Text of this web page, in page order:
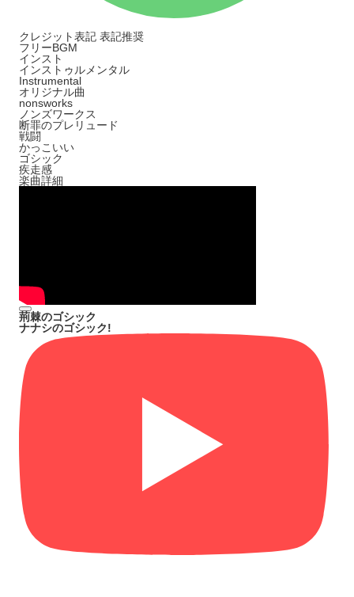
クレジット表記 表記推奨
フリーBGM
インスト
インストゥルメンタル
Instrumental
オリジナル曲
nonsworks
ノンズワークス
断罪のプレリュード
戦闘
かっこいい
ゴシック
疾走感
楽曲詳細
荊棘のゴシック
ナナシのゴシック!